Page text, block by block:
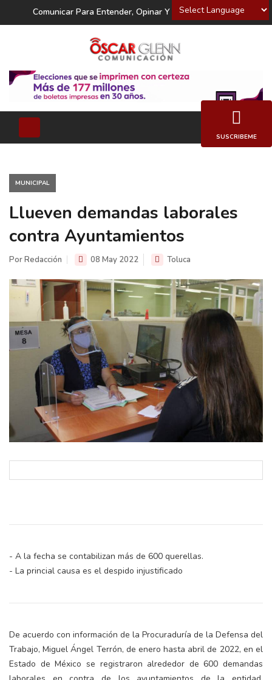
Powered by
Comunicar Para Entender, Opinar Y Decidir
MUNICIPAL
Llueven demandas laborales
contra Ayuntamientos
Por Redacción 08 May 2022 Toluca
- A la fecha se contabilizan más de 600 querellas.
- La princial causa es el despido injustificado
De acuerdo con información de la Procuraduría de la Defensa del
Trabajo, Miguel Ángel Terrón, de enero hasta abril de 2022, en el
Estado de México se registraron alrededor de 600 demandas
SUSCRIBEME